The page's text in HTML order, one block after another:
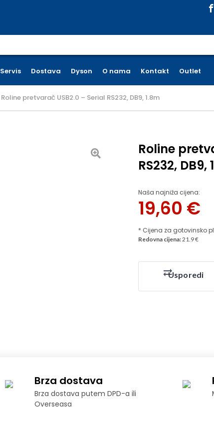
Servis Dostava Dyson O nama Kontakt Outlet
Roline pretvarač USB2.0 – Serial RS232, DB9, 1.8m
Roline
RS232, DB9,
Naša najniža cijena:
19,60 €
* Cijena za gotovinsko
Redovna cijena:21.9 €
Usporedi
Brza dostava
Brza dostava putem DPD-a ili
Overseasa